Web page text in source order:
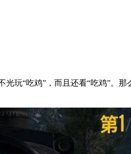
光玩“吃鸡”，而且还看“吃鸡”。